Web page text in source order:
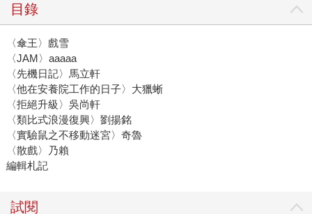
目錄
〈傘王〉戲雪
〈JAM〉aaaaa
〈先機日記〉馬立軒
〈他在安養院工作的日子〉大獵蜥
〈拒絕升級〉吳尚軒
〈類比式浪漫復興〉劉揚銘
〈實驗鼠之不移動迷宮〉奇魯
〈散戲〉乃賴
編輯札記
試閱